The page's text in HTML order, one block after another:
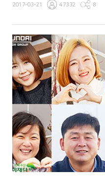
2017-03-21 47332 8